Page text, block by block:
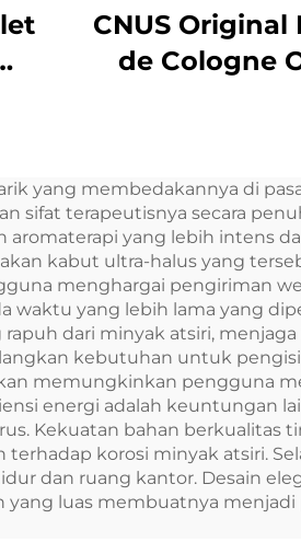
CNUS Original
de Cologne
Tangerine
Mesin
yang membedakannya di
sifat terapeutisnya secara
aromaterapi yang lebih intens
kabut ultra-halus yang
menghargai pengiriman
yang lebih lama yang
dari minyak atsiri,
kebutuhan untuk
memungkinkan pengguna
energi adalah keuntungan
Kekuatan bahan berkualitas
korosi minyak atsiri.
dan ruang kantor. Desain
luas membuatnya